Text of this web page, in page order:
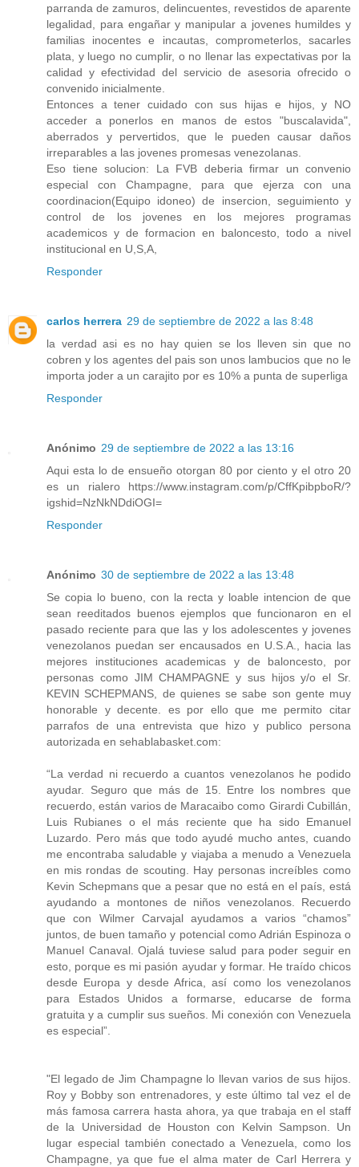
parranda de zamuros, delincuentes, revestidos de aparente
legalidad, para engañar y manipular a jovenes humildes y
familias inocentes e incautas, comprometerlos, sacarles
plata, y luego no cumplir, o no llenar las expectativas por la
calidad y efectividad del servicio de asesoria ofrecido o
convenido inicialmente.
Entonces a tener cuidado con sus hijas e hijos, y NO
acceder a ponerlos en manos de estos "buscalavida",
aberrados y pervertidos, que le pueden causar daños
irreparables a las jovenes promesas venezolanas.
Eso tiene solucion: La FVB deberia firmar un convenio
especial con Champagne, para que ejerza con una
coordinacion(Equipo idoneo) de insercion, seguimiento y
control de los jovenes en los mejores programas
academicos y de formacion en baloncesto, todo a nivel
institucional en U,S,A,
Responder
carlos herrera 29 de septiembre de 2022 a las 8:48
la verdad asi es no hay quien se los lleven sin que no
cobren y los agentes del pais son unos lambucios que no le
importa joder a un carajito por es 10% a punta de superliga
Responder
Anónimo 29 de septiembre de 2022 a las 13:16
Aqui esta lo de ensueño otorgan 80 por ciento y el otro 20
es un rialero https://www.instagram.com/p/CffKpibpboR/?
igshid=NzNkNDdiOGI=
Responder
Anónimo 30 de septiembre de 2022 a las 13:48
Se copia lo bueno, con la recta y loable intencion de que
sean reeditados buenos ejemplos que funcionaron en el
pasado reciente para que las y los adolescentes y jovenes
venezolanos puedan ser encausados en U.S.A., hacia las
mejores instituciones academicas y de baloncesto, por
personas como JIM CHAMPAGNE y sus hijos y/o el Sr.
KEVIN SCHEPMANS, de quienes se sabe son gente muy
honorable y decente. es por ello que me permito citar
parrafos de una entrevista que hizo y publico persona
autorizada en sehablabasket.com:
“La verdad ni recuerdo a cuantos venezolanos he podido
ayudar. Seguro que más de 15. Entre los nombres que
recuerdo, están varios de Maracaibo como Girardi Cubillán,
Luis Rubianes o el más reciente que ha sido Emanuel
Luzardo. Pero más que todo ayudé mucho antes, cuando
me encontraba saludable y viajaba a menudo a Venezuela
en mis rondas de scouting. Hay personas increíbles como
Kevin Schepmans que a pesar que no está en el país, está
ayudando a montones de niños venezolanos. Recuerdo
que con Wilmer Carvajal ayudamos a varios “chamos”
juntos, de buen tamaño y potencial como Adrián Espinoza o
Manuel Canaval. Ojalá tuviese salud para poder seguir en
esto, porque es mi pasión ayudar y formar. He traído chicos
desde Europa y desde Africa, así como los venezolanos
para Estados Unidos a formarse, educarse de forma
gratuita y a cumplir sus sueños. Mi conexión con Venezuela
es especial”.
"El legado de Jim Champagne lo llevan varios de sus hijos.
Roy y Bobby son entrenadores, y este último tal vez el de
más famosa carrera hasta ahora, ya que trabaja en el staff
de la Universidad de Houston con Kelvin Sampson. Un
lugar especial también conectado a Venezuela, como los
Champagne, ya que fue el alma mater de Carl Herrera y